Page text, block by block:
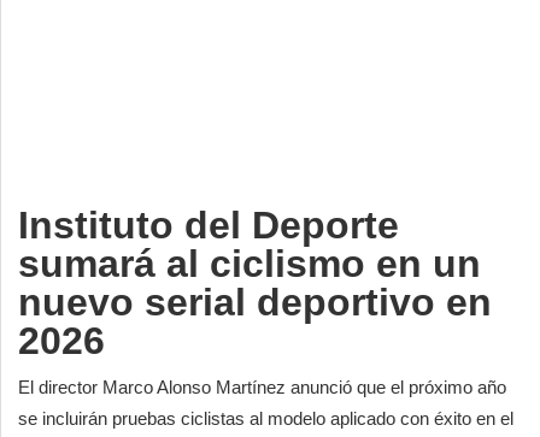
Instituto del Deporte
sumará al ciclismo en un
nuevo serial deportivo en
2026
El director Marco Alonso Martínez anunció que el próximo año
se incluirán pruebas ciclistas al modelo aplicado con éxito en el